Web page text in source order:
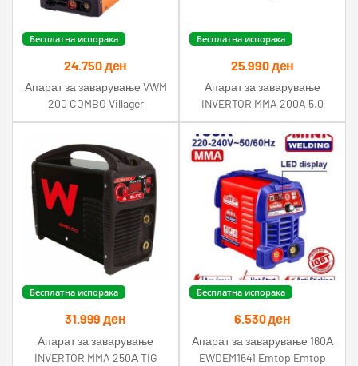
Бесплатна испорака
24.750 ден
Апарат за заварување VWM
200 COMBO Villager
Бесплатна испорака
25.990 ден
Апарат за заварување
INVERTOR MMA 200A 5.0
Awelco
Бесплатна испорака
31.999ден
Апарат за заварување
INVERTOR MMA 250А TIG
Бесплатна испорака
6.530ден
Апарат за заварување 160А
EWDEM1641 Emtop Emtop